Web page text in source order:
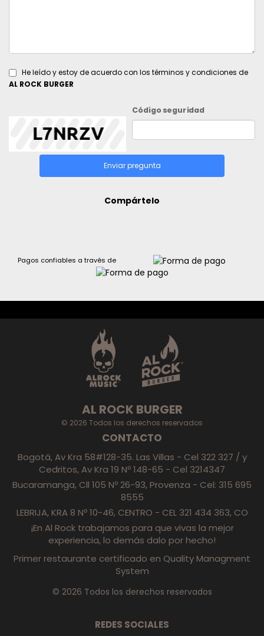
He leído y estoy de acuerdo con los términos y condiciones de
AL ROCK BURGER
Código seguridad
Enviar pregunta
Compártelo
Pagos confiables a través de
AL ROCK BURGER
© 2026 Todos los derechos reservados
CONTACTO
Bogotá, Av Kra 58#128-35. Las Villas - Cel 322 327 / y
Cedritos, Av Kra 19 Nº 148-65 - Cel 3214347
Bucaramanga, Cll 105 Nº 26-93, Provenza - Cel: 315 695
8555
LEBRIJA, KRA 8 Nº 10-46, CENTRO - CEL 321 434 363, CO
¡En Al Rock trabajamos para que vivas la mejor
experiencia, lo demás dalo por hecho!
Primer restaurante certificado en Quality Managment
System
© 2026 Todos los derechos reservados
REDES SOCIALES